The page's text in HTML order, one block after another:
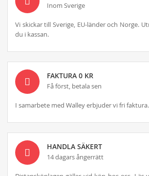
Inom Sverige
Vi skickar till Sverige, EU-länder och Norge.
du i kassan.
FAKTURA 0 KR
Få först, betala sen
I samarbete med Walley erbjuder vi fri faktura.
HANDLA SÄKERT
14 dagars ångerrätt